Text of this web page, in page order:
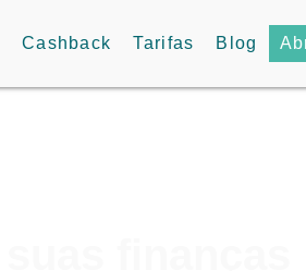
Cashback Tarifas Blog